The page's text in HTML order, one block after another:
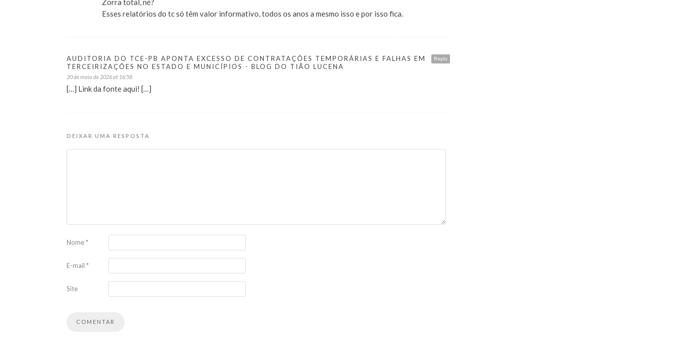
Zorra total, né?
Esses relatórios do tc só têm valor informativo, todos os anos a mesmo isso e por isso fica.
Reply
AUDITORIA DO TCE-PB APONTA EXCESSO DE CONTRATAÇÕES TEMPORÁRIAS E FALHAS EM
TERCEIRIZAÇÕES NO ESTADO E MUNICÍPIOS - BLOG DO TIÃO LUCENA
20 de maio de 2026 at 16:58
[…] Link da fonte aqui! […]
DEIXAR UMA RESPOSTA
Nome*
E-mail *
Site